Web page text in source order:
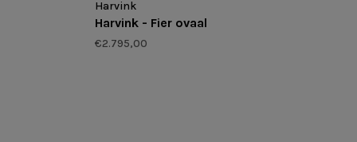
Harvink
Harvink - Fier ovaal
€2.795,00